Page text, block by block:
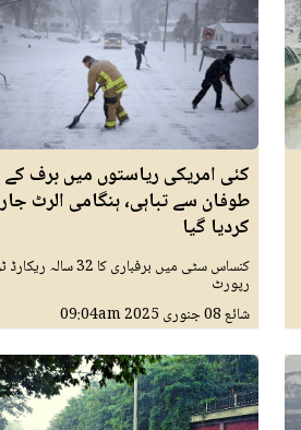
کئی امریکی ریاستوں میں برف کے
طوفان سے تباہی، ہنگامی الرٹ
کردیا گیا
کنساس سٹی میں برفباری کا 32
رپورٹ
شائع08 جنوری 2025 09:04am